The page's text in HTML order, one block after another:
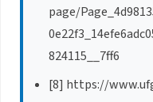
page/
824115__7ff6
[8] https://